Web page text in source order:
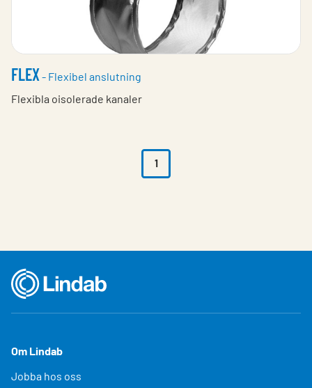
FLEX- Flexibel anslutning
Flexibla oisolerade kanaler
1
Om Lindab
Jobba hos oss